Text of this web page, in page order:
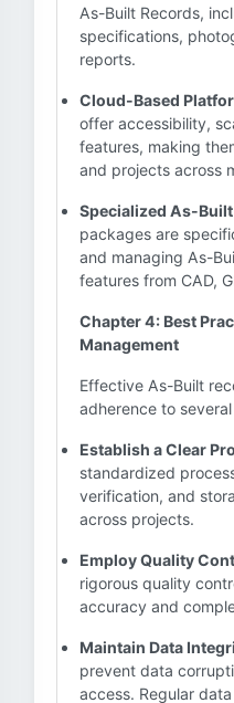
As-Built Records,
specifications,
reports.
Cloud-Based
offer accessibility,
features, making
and projects across
Specialized As-
packages are
and managing As-
features from CAD,
Chapter 4: Best
Management
Effective As-Built
adherence to
Establish a Clear
standardized
verification, and
across projects.
Employ Quality
rigorous quality
accuracy and
Maintain Data
prevent data
access. Regular